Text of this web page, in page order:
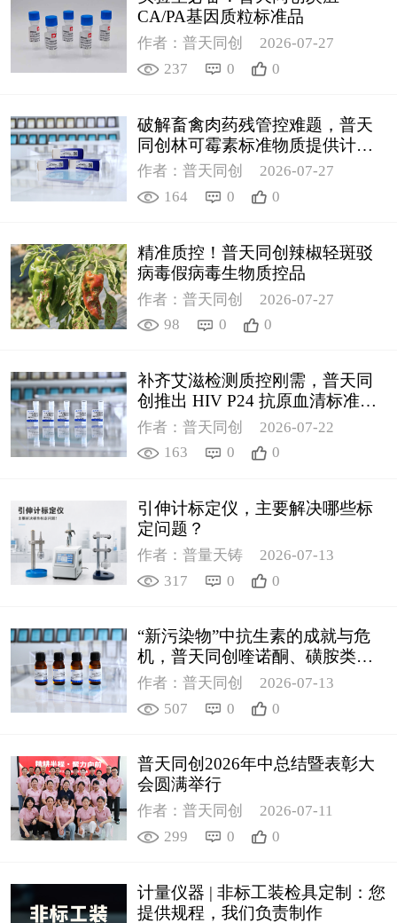
CA/PA基因质粒标准品
作者：普天同创
2026-07-27
237
0 0
破解畜禽肉药残管控难题，普天
同创林可霉素标准物质提供计量
支撑
作者：普天同创
2026-07-27
164
0 0
精准质控！普天同创辣椒轻斑驳
病毒假病毒生物质控品
作者：普天同创
2026-07-27
98
0 0
补齐艾滋检测质控刚需，普天同
创推出 HIV P24 抗原血清标准物
质
作者：普天同创
2026-07-22
163
0 0
引伸计标定仪，主要解决哪些标
定问题？
作者：普量天铸
2026-07-13
317
0 0
“新污染物”中抗生素的成就与危
机，普天同创喹诺酮、磺胺类质
控新品筑牢环境安全防线
作者：普天同创
2026-07-13
507
0 0
普天同创2026年中总结暨表彰大
会圆满举行
作者：普天同创
2026-07-11
299
0 0
计量仪器 | 非标工装检具定制：您
提供规程，我们负责制作